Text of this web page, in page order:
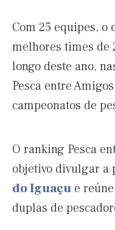
Com 25 equipes, o
melhores times de
longo deste ano,
Pesca entre
campeonatos de
O ranking Pesca
objetivo divulgar a
do Iguaçu e
duplas de